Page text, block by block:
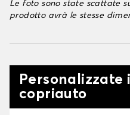
Le foto sono state scattate
prodotto avrà le stesse
Personalizzate
copriauto